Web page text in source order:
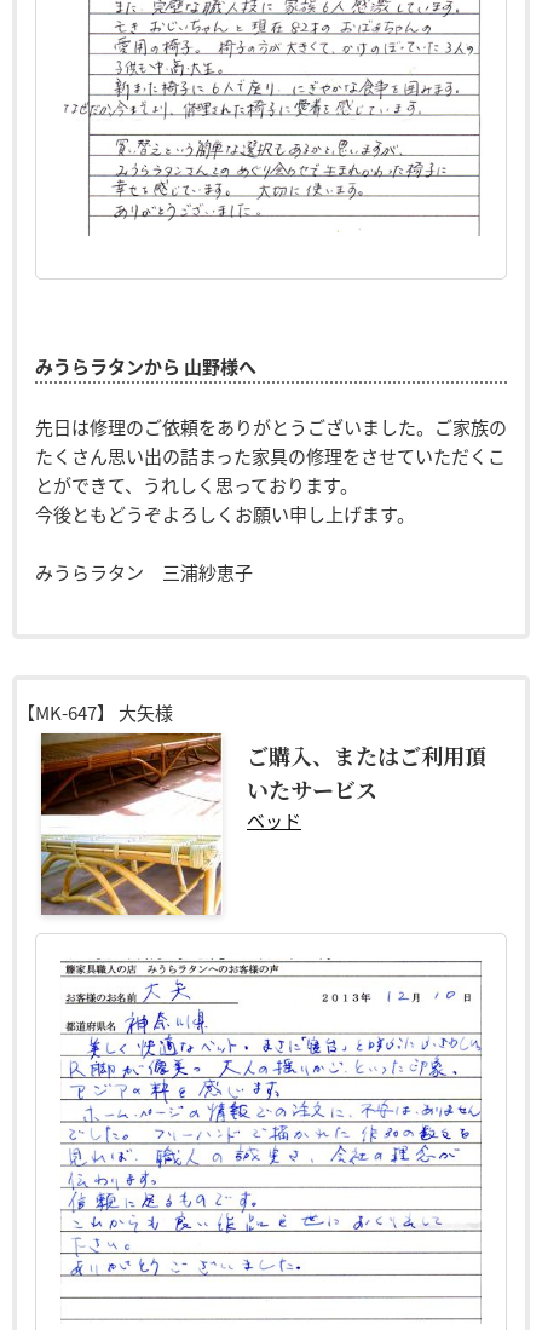
みうらラタンから 山野様へ
先日は修理のご依頼をありがとうございました。ご家族の
たくさん思い出の詰まった家具の修理をさせていただくこ
とができて、うれしく思っております。
今後ともどうぞよろしくお願い申し上げます。
みうらラタン 三浦紗恵子
【MK-647】 大矢様
ご購入、またはご利用頂
いたサービス
ベッド